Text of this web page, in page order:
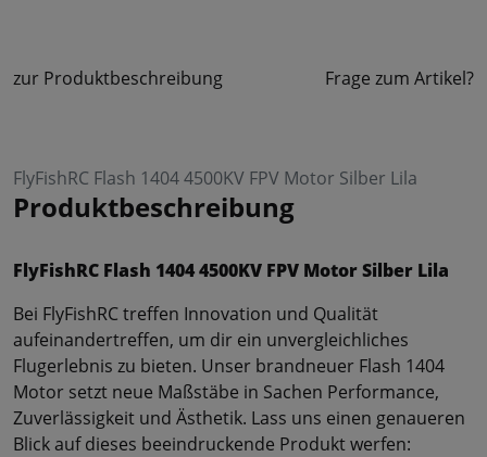
zur Produktbeschreibung Frage zum Artikel?
FlyFishRC Flash 1404 4500KV FPV Motor Silber Lila
Produktbeschreibung
FlyFishRC Flash 1404 4500KV FPV Motor Silber Lila
Bei FlyFishRC treffen Innovation und Qualität
aufeinandertreffen, um dir ein unvergleichliches
Flugerlebnis zu bieten. Unser brandneuer Flash 1404
Motor setzt neue Maßstäbe in Sachen Performance,
Zuverlässigkeit und Ästhetik. Lass uns einen genaueren
Blick auf dieses beeindruckende Produkt werfen: